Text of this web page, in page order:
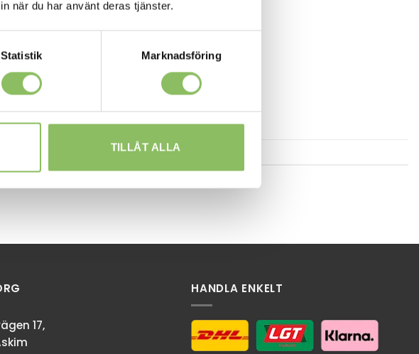
när du har använt deras tjänster.
Statistik Marknadsföring
TILLÅT ALLA
17,
HANDLA ENKELT